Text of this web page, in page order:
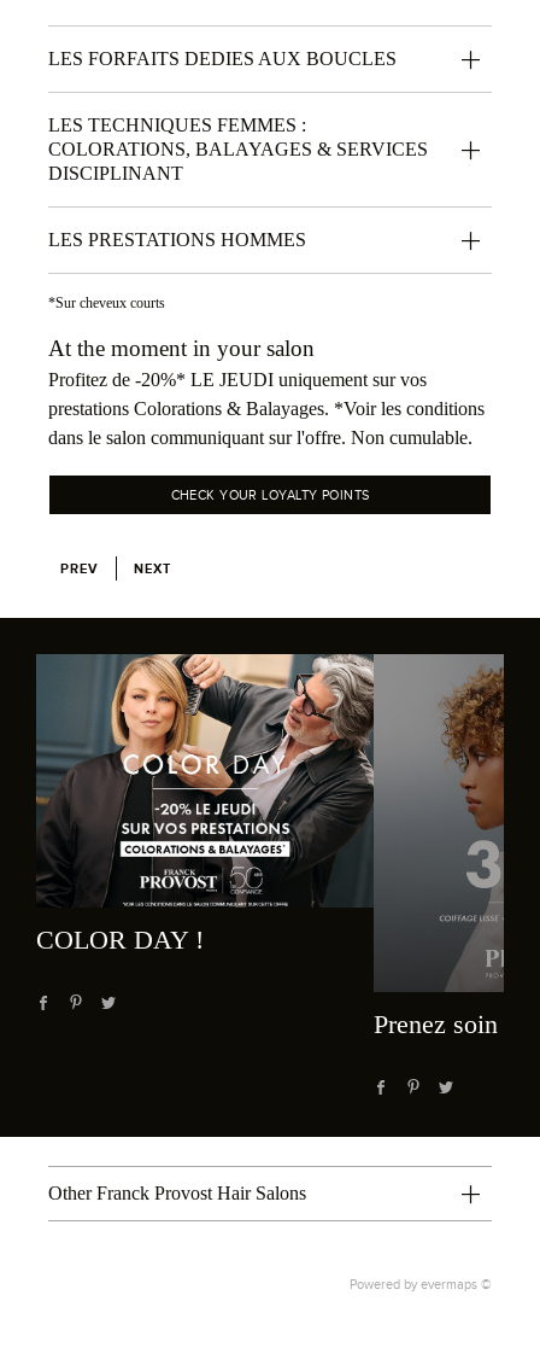
LES FORFAITS DEDIES AUX BOUCLES
LES TECHNIQUES FEMMES :
COLORATIONS, BALAYAGES & SERVICES
DISCIPLINANT
LES PRESTATIONS HOMMES
*Sur cheveux courts
At the moment in your salon
Profitez de -20%* LE JEUDI uniquement sur vos
prestations Colorations & Balayages. *Voir les conditions
dans le salon communiquant sur l'offre. Non cumulable.
CHECK YOUR LOYALTY POINTS
PREV NEXT
COLOR DAY !
Prenez soin
Other Franck Provost Hair Salons
Powered by evermaps ©